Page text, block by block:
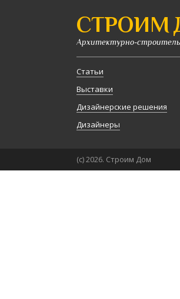
СТРОИМ
Архитектурно-
Статьи
Выставки
Дизайнерские решения
Дизайнеры
(с) 2026. Строим Дом